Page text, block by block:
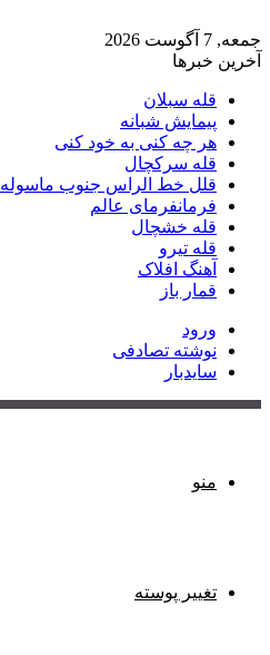
جمعه, 7 آگوست 2026
آخرین خبرها
قله سبلان
پیمایش شبانه
هر چه کنی به خود کنی
قله سرکچال
قلل خط الراس جنوب ماسوله
فرمانفرمای عالم
قله خشچال
قله تیرو
آهنگ افلاک
قمار باز
ورود
نوشته تصادفی
سایدبار
منو
تغییر پوسته